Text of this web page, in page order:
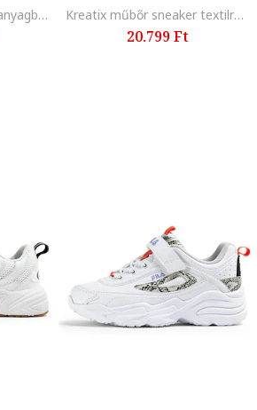
Collene sneaker hálós anyagbetétekkel, Szürke/Világos rózsaszín/Törtfehér Kreatix műbőr sneaker textilrészletekkel, Fehér/Fekete/Szürke/Pisztáciazöld
20.799 Ft